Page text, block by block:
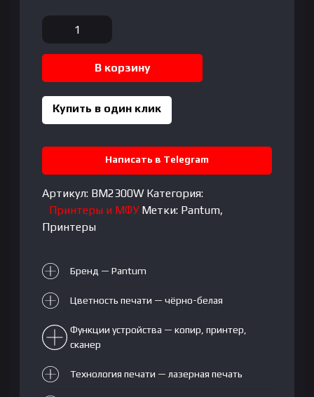
Количество
товара
Pantum
В корзину
Купить в один клик
Написать в Telegram
Артикул: BM2300W Категория:
Принтеры и МФУ Метки: Pantum,
Принтеры
Бренд — Pantum
Цветность печати — чёрно-белая
Функции устройства — копир, принтер,
сканер
Технология печати — лазерная печать